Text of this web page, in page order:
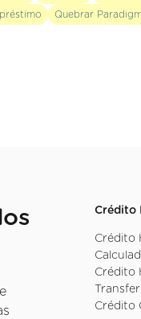
Quebrar
Crédito
Crédito
Crédito
Crédito